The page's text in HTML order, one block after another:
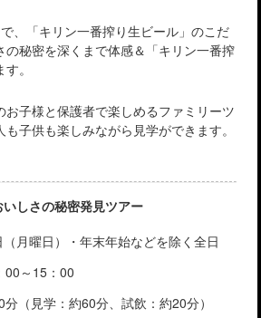
、「キリン一番搾り生ビール」のこだ
の秘密を深くまで体感＆「キリン一番搾
。
お子様と保護者で楽しめるファミリーツ
子供も楽しみながら見学ができます。
しさの秘密発見ツアー
月曜日）・年末年始などを除く全日
00～15：00
（見学：約60分、試飲：約20分）